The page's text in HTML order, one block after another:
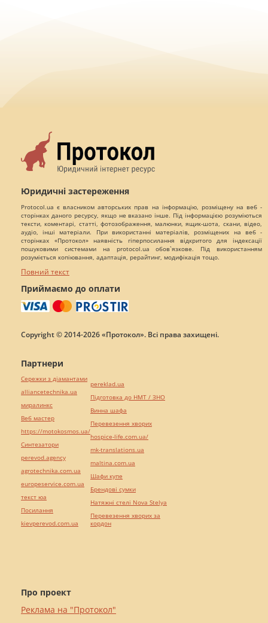
Юридичні застереження
Protocol.ua є власником авторських прав на інформацію, розміщену на веб -
сторінках даного ресурсу, якщо не вказано інше. Під інформацією розуміються
тексти, коментарі, статті, фотозображення, малюнки, ящик-шота, скани, відео,
аудіо, інші матеріали. При використанні матеріалів, розміщених на веб -
сторінках «Протокол» наявність гіперпосилання відкритого для індексації
пошуковими системами на protocol.ua обов`язкове. Під використанням
розуміється копіювання, адаптація, рерайтинг, модифікація тощо.
Повний текст
Приймаємо до оплати
Copyright © 2014-2026 «Протокол». Всі права захищені.
Про проект
Реклама на "Протокол"
Партнери
Сережки з діамантами
alliancetechnika.ua
миралинкс
Веб мастер
https://motokosmos.ua/
Синтезатори
perevod.agency
agrotechnika.com.ua
europeservice.com.ua
текст юа
Посилання
kievperevod.com.ua
pereklad.ua
Підготовка до НМТ / ЗНО
Винна шафа
Перевезення хворих
hospice-life.com.ua/
mk-translations.ua
maltina.com.ua
Шафи купе
Брендові сумки
Натяжні стелі Nova Stelya
Перевезення хворих за
кордон